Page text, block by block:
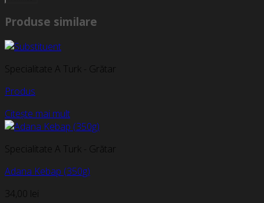
Produse similare
Specialitate A Turk - Grătar
Produs
Citește mai mult
Specialitate A Turk - Grătar
Adana Kebap (350g)
34,00 lei